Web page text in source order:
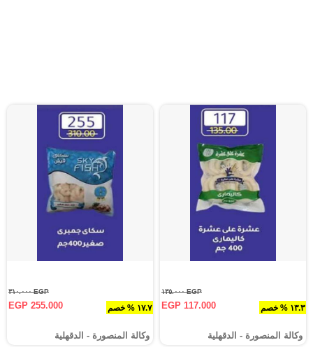
١٣.٣ % خصم
EGP ١٣٥.٠٠٠
EGP 117.000
وكالة المنصورة - الدقهلية‎
١٧.٧ % خصم
EGP ٣١٠.٠٠٠
EGP 255.000
وكالة المنصورة - الدقهلية‎